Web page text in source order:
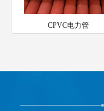
CPVC电力管